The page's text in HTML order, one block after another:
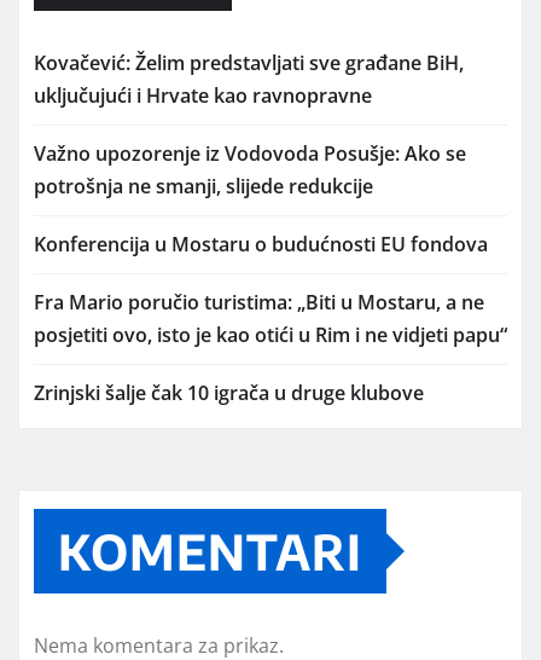
Kovačević: Želim predstavljati sve građane BiH,
uključujući i Hrvate kao ravnopravne
Važno upozorenje iz Vodovoda Posušje: Ako se
potrošnja ne smanji, slijede redukcije
Konferencija u Mostaru o budućnosti EU fondova
Fra Mario poručio turistima: „Biti u Mostaru, a ne
posjetiti ovo, isto je kao otići u Rim i ne vidjeti papu“
Zrinjski šalje čak 10 igrača u druge klubove
KOMENTARI
Nema komentara za prikaz.